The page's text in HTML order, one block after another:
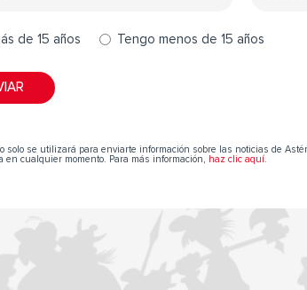
de 15 años Tengo menos de 15 años
solo se utilizará para enviarte información sobre las noticias de
en cualquier momento. Para más información,
haz clic aquí.